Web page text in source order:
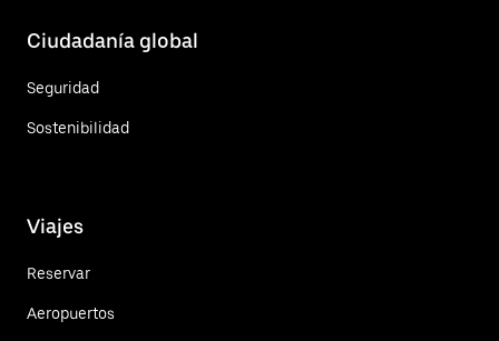
Ciudadanía global
Seguridad
Sostenibilidad
Viajes
Reservar
Aeropuertos